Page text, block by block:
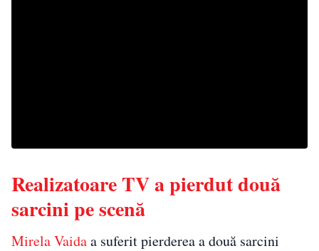
Realizatoare TV a pierdut două
sarcini pe scenă
Mirela Vaidaa suferit pierderea a două sarcini